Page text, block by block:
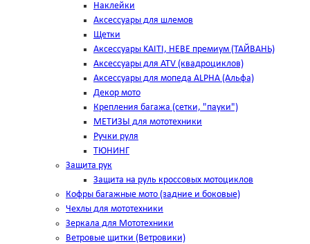
Наклейки
Аксессуары для шлемов
Щетки
Аксессуары KAITI, HEBE премиум (ТАЙВАНЬ)
Аксессуары для ATV (квадроциклов)
Аксессуары для мопеда ALPHA (Альфа)
Декор мото
Крепления багажа (сетки, "пауки")
МЕТИЗЫ для мототехники
Ручки руля
ТЮНИНГ
Защита рук
Защита на руль кроссовых мотоциклов
Кофры багажные мото (задние и боковые)
Чехлы для мототехники
Зеркала для Мототехники
Ветровые щитки (Ветровики)